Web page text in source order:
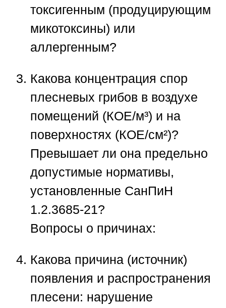
токсигенным (продуцирующим
микотоксины) или
аллергенным?
Какова концентрация спор
плесневых грибов в воздухе
помещений (КОЕ/м³) и на
поверхностях (КОЕ/см²)?
Превышает ли она предельно
допустимые нормативы,
установленные СанПиН
1.2.3685-21?
Вопросы о причинах:
Какова причина (источник)
появления и распространения
плесени: нарушение